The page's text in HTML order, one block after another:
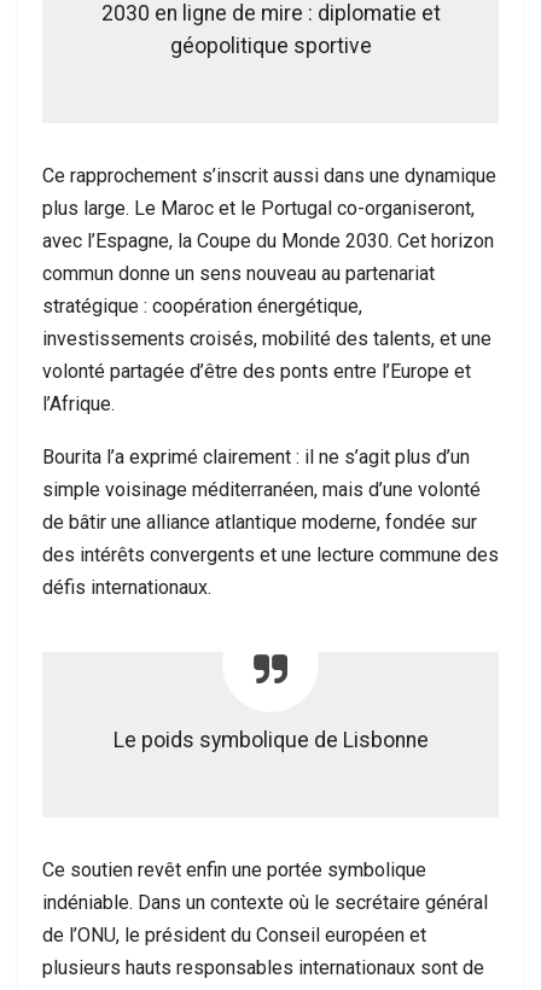
2030 en ligne de mire : diplomatie et
géopolitique sportive
Ce rapprochement s’inscrit aussi dans une dynamique
plus large. Le Maroc et le Portugal co-organiseront,
avec l’Espagne, la Coupe du Monde 2030. Cet horizon
commun donne un sens nouveau au partenariat
stratégique : coopération énergétique,
investissements croisés, mobilité des talents, et une
volonté partagée d’être des ponts entre l’Europe et
l’Afrique.
Bourita l’a exprimé clairement : il ne s’agit plus d’un
simple voisinage méditerranéen, mais d’une volonté
de bâtir une alliance atlantique moderne, fondée sur
des intérêts convergents et une lecture commune des
défis internationaux.
Le poids symbolique de Lisbonne
Ce soutien revêt enfin une portée symbolique
indéniable. Dans un contexte où le secrétaire général
de l’ONU, le président du Conseil européen et
plusieurs hauts responsables internationaux sont de